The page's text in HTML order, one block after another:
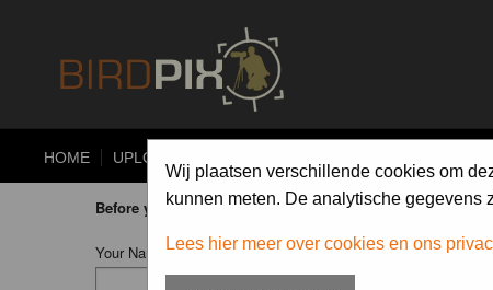
HOME UPLOAD
Wij plaatsen verschillende cookies om
kunnen meten. De analytische
Lees hier meer over cookies en ons
Before you ask your question:pleaseread the FAQor
Your Name (Fill in your username if you have one):